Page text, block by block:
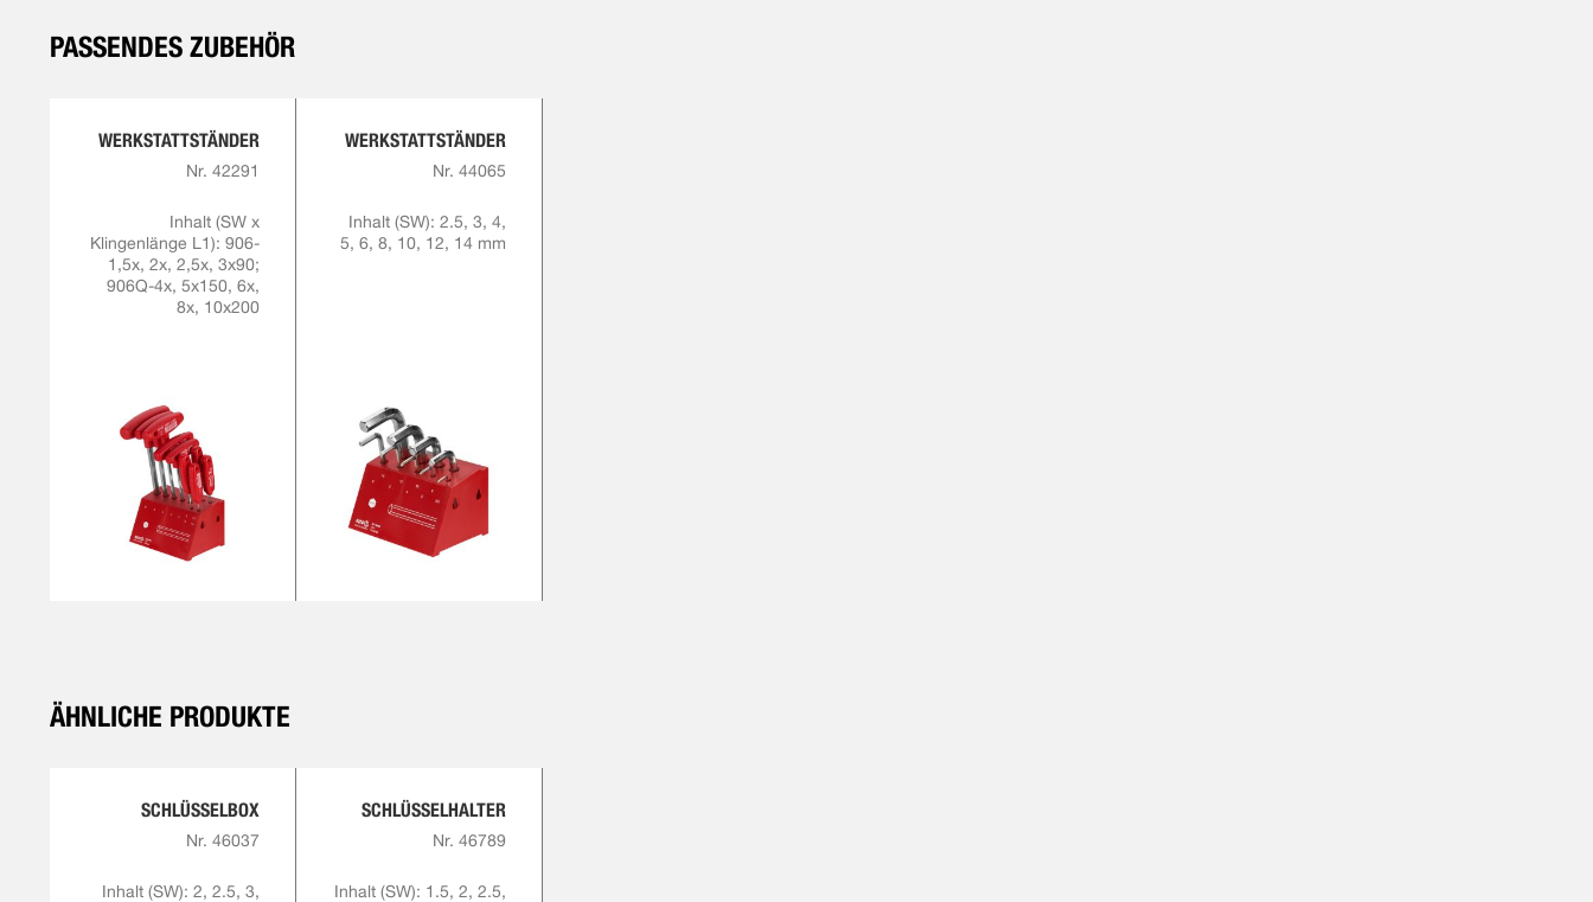
PASSENDES ZUBEHÖR
WERKSTATTSTÄNDER
Nr. 42291
Inhalt (SW x
Klingenlänge L1): 906-
1,5x, 2x, 2,5x, 3x90;
906Q-4x, 5x150, 6x,
8x, 10x200
WERKSTATTSTÄNDER
Nr. 44065
Inhalt (SW): 2.5, 3, 4,
5, 6, 8, 10, 12, 14 mm
ÄHNLICHE PRODUKTE
SCHLÜSSELBOX
Nr. 46037
Inhalt (SW): 2, 2.5, 3,
SCHLÜSSELHALTER
Nr. 46789
Inhalt (SW): 1.5, 2, 2.5,